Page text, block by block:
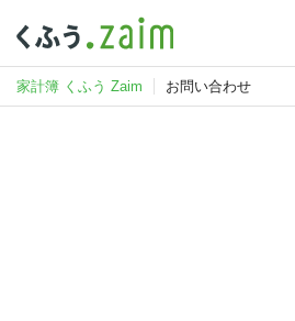
家計簿 くふう Zaim お問い合わせ